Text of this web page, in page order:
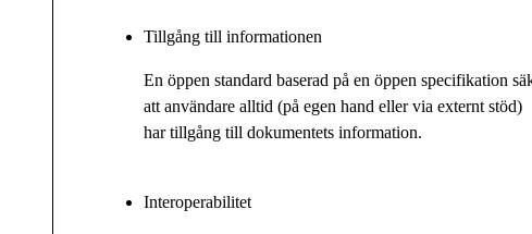
Tillgång till informationen
En öppen standard baserad på en öppen specifikation
att användare alltid (på egen hand eller via externt stöd)
har tillgång till dokumentets information.
Interoperabilitet